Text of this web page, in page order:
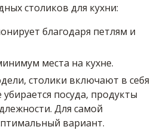
столиков для кухни:
благодаря петлям и
места на кухне.
столики включают в себя
посуда, продукты
Для самой
вариант.